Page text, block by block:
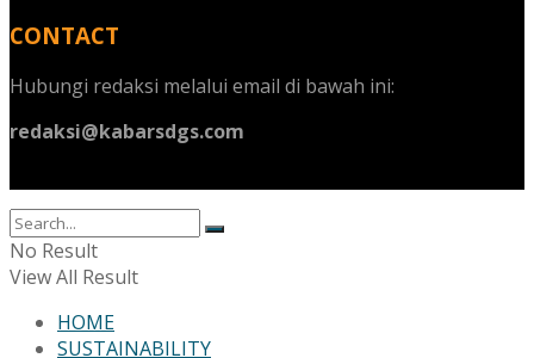
CONTACT
Hubungi redaksi melalui email di bawah ini:
redaksi@kabarsdgs.com
No Result
View All Result
HOME
SUSTAINABILITY